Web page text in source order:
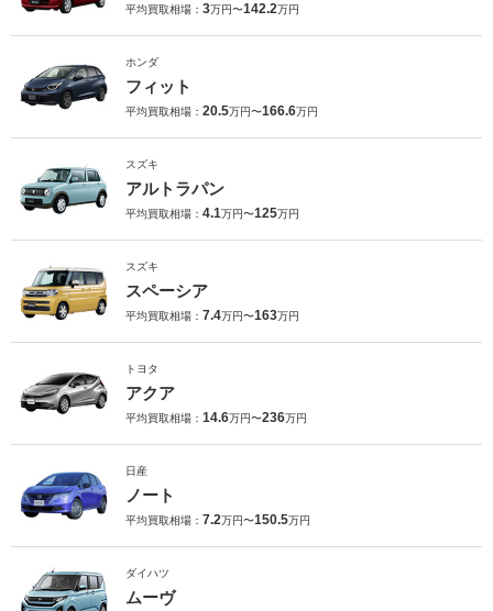
平均買取相場： 3万円〜142.2万円
ホンダ
フィット
平均買取相場： 20.5万円〜166.6万円
スズキ
アルトラパン
平均買取相場： 4.1万円〜125万円
スズキ
スペーシア
平均買取相場： 7.4万円〜163万円
トヨタ
アクア
平均買取相場： 14.6万円〜236万円
日産
ノート
平均買取相場： 7.2万円〜150.5万円
ダイハツ
ムーヴ